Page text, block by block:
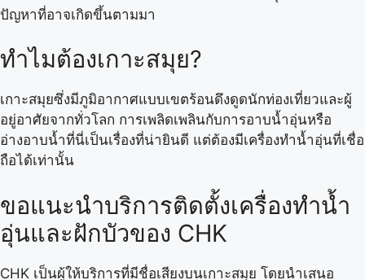
ปัญหาที่อาจเกิดขึ้นตามมา
ทำไมต้องเกาะสมุย?
เกาะสมุยซึ่งมีภูมิอากาศแบบเขตร้อนดึงดูดนักท่องเที่ยวและผู้
อยู่อาศัยจากทั่วโลก การเพลิดเพลินกับการอาบน้ำอุ่นหรือ
อ่างอาบน้ำที่นี่เป็นเรื่องที่น่ายินดี แต่ต้องมีเครื่องทำน้ำอุ่นที่เชื่อ
ถือได้เท่านั้น
ขอแนะนำบริการติดตั้งเครื่องทำน้ำ
อุ่นและฝักบัวของ CHK
CHK เป็นผู้ให้บริการที่มีชื่อเสียงบนเกาะสมุย โดยนำเสนอ